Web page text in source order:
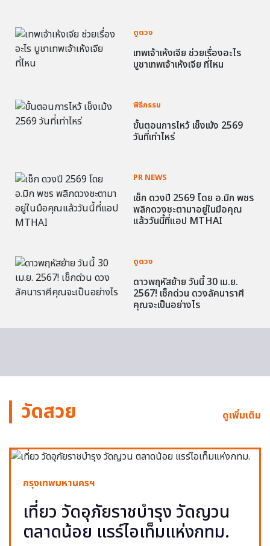
ดูดวง
เทพเจ้าเห้งเจีย ช่วยเรื่องอะไร
บูชาเทพเจ้าเห้งเจีย ที่ไหน
พิธีกรรม
ขั้นตอนการไหว้ เช็งเม้ง 2569
วันที่เท่าไหร่
PR NEWS
เช็ก ดวงปี 2569 โดย อ.มิก พชร
พลิกดวงชะตามาอยู่ในมือคุณ
แล้ววันนี้ที่แอป MTHAI
ดูดวง
ดาวพฤหัสย้าย วันนี้ 30 เม.ย.
2567! เช็กด่วน ดวงลัคนาราศี
คุณจะเป็นอย่างไร
วัดสวย ดูเพิ่มเติม
กรุงเทพมหานครฯ
เที่ยว วัดอุภัยราชบำรุง วัดญวน
ตลาดน้อย แรร์ไอเท็มแห่งกทม.